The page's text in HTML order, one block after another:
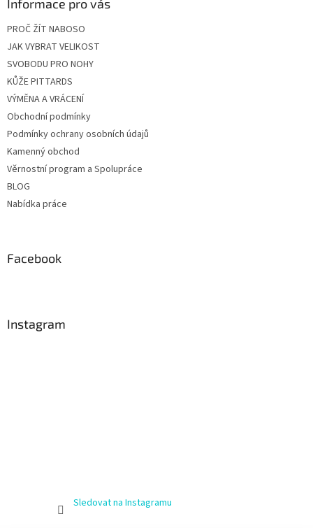
Informace pro vás
PROČ ŽÍT NABOSO
JAK VYBRAT VELIKOST
SVOBODU PRO NOHY
KŮŽE PITTARDS
VÝMĚNA A VRÁCENÍ
Obchodní podmínky
Podmínky ochrany osobních údajů
Kamenný obchod
Věrnostní program a Spolupráce
BLOG
Nabídka práce
Facebook
Instagram
Sledovat na Instagramu